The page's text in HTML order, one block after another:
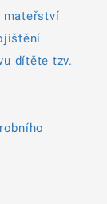
mateřství
dítěte tzv.